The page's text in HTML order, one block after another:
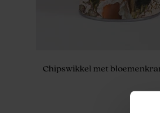
Chipswikkel met